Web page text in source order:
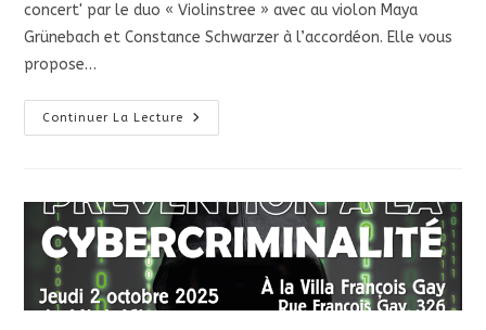
concert' par le duo « Violinstree » avec au violon Maya
Grünebach et Constance Schwarzer à l’accordéon. Elle vous
propose…
Continuer La Lecture
Premier
Bébé
:
Dimanche
5/10
À